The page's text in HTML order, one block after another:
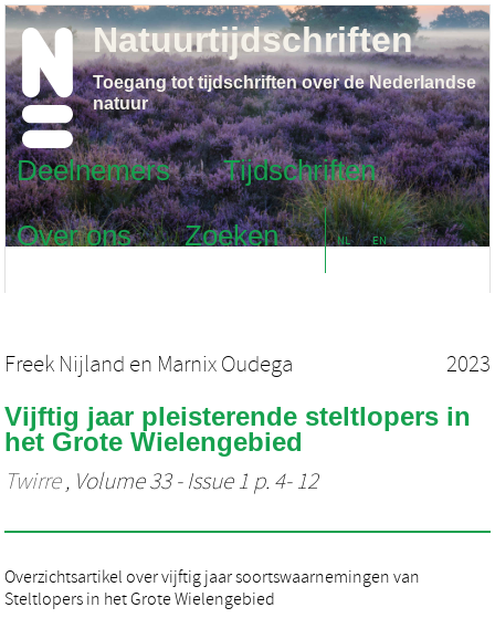
Deelnemers
Tijdschriften
Over ons
Zoeken NL EN
Natuurtijdschriften
Toegang tot tijdschriften over de Nederlandse
natuur
Freek Nijland en Marnix Oudega 2023
Vijftig jaar pleisterende steltlopers in
het Grote Wielengebied
Twirre, Volume 33 - Issue 1 p. 4- 12
Overzichtsartikel over vijftig jaar soortswaarnemingen van
Steltlopers in het Grote Wielengebied